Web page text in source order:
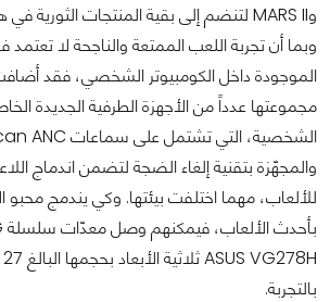
وMARS II لتنضم إلى بقية المنتجات الثورية في هذه السلسلة.
وبما أن تجربة اللعب الممتعة والناجحة لا
مجموعتها عدداً من الأجهزة الطرفية الجديدة
والمجهّزة بتقنية إلغاء الضجة لتضمن اندماج
للألعاب، مهما اختلفت بيئتها. وكي يندمج محبو
بالتجربة.